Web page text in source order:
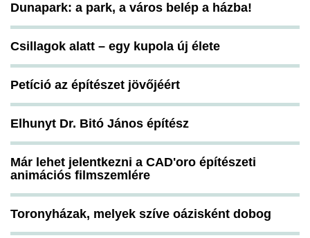
Dunapark: a park, a város belép a házba!
Csillagok alatt – egy kupola új élete
Petíció az építészet jövőjéért
Elhunyt Dr. Bitó János építész
Már lehet jelentkezni a CAD'oro építészeti
animációs filmszemlére
Toronyházak, melyek szíve oázisként dobog